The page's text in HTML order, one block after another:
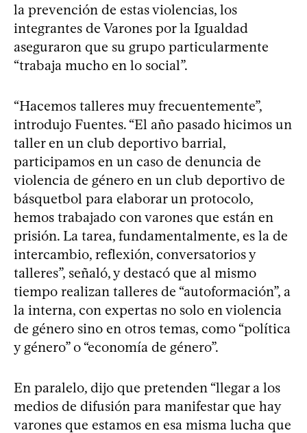
la prevención de estas violencias, los
integrantes de Varones por la Igualdad
aseguraron que su grupo particularmente
“trabaja mucho en lo social”.
“Hacemos talleres muy frecuentemente”,
introdujo Fuentes. “El año pasado hicimos un
taller en un club deportivo barrial,
participamos en un caso de denuncia de
violencia de género en un club deportivo de
básquetbol para elaborar un protocolo,
hemos trabajado con varones que están en
prisión. La tarea, fundamentalmente, es la de
intercambio, reflexión, conversatorios y
talleres”, señaló, y destacó que al mismo
tiempo realizan talleres de “autoformación”, a
la interna, con expertas no solo en violencia
de género sino en otros temas, como “política
y género” o “economía de género”.
En paralelo, dijo que pretenden “llegar a los
medios de difusión para manifestar que hay
varones que estamos en esa misma lucha que